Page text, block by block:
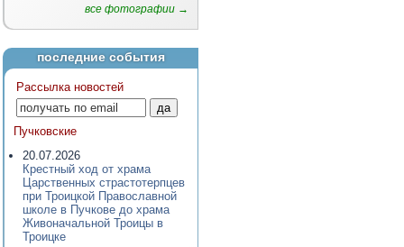
все фотографии →
последние события
Рассылка новостей
Пучковские
20.07.2026
Крестный ход от храма
Царственных страстотерпцев
при Троицкой Православной
школе в Пучкове до храма
Живоначальной Троицы в
Троицке